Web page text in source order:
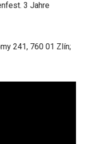
3 Jahre
241, 760 01 Zlín;